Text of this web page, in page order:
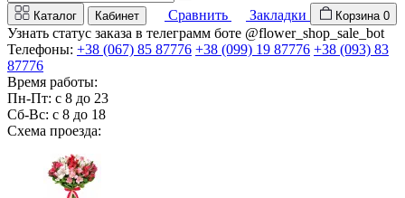
Каталог Кабинет Сравнить Закладки Корзина 0
Узнать статус заказа в телеграмм боте @flower_shop_sale_bot
Телефоны: +38 (067) 85 87776 +38 (099) 19 87776 +38 (093) 83
87776
Время работы:
Пн-Пт: с 8 до 23
Сб-Вс: с 8 до 18
Схема проезда: